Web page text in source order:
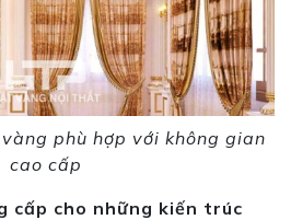
phù hợp với không gian
cao cấp
cấp cho những kiến trúc